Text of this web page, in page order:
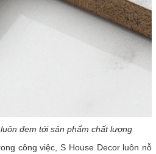
đem tới sản phẩm chất lượng
công việc, S House Decor luôn nỗ